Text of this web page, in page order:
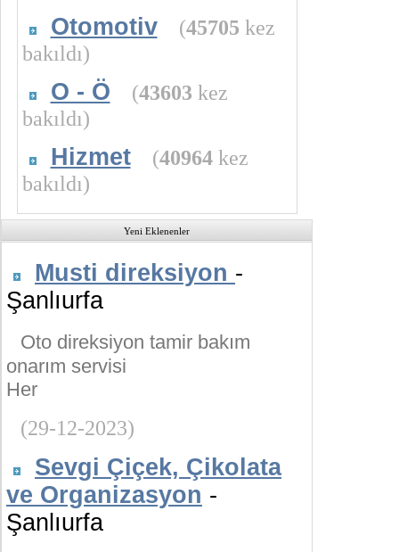
Otomotiv (45705 kez
bakıldı)
O - Ö (43603 kez
bakıldı)
Hizmet (40964kez
bakıldı)
Yeni Eklenenler
Musti direksiyon -
Şanlıurfa
Oto direksiyon tamir bakım
onarım servisi
Her
(29-12-2023)
Sevgi Çiçek, Çikolata
ve Organizasyon -
Şanlıurfa